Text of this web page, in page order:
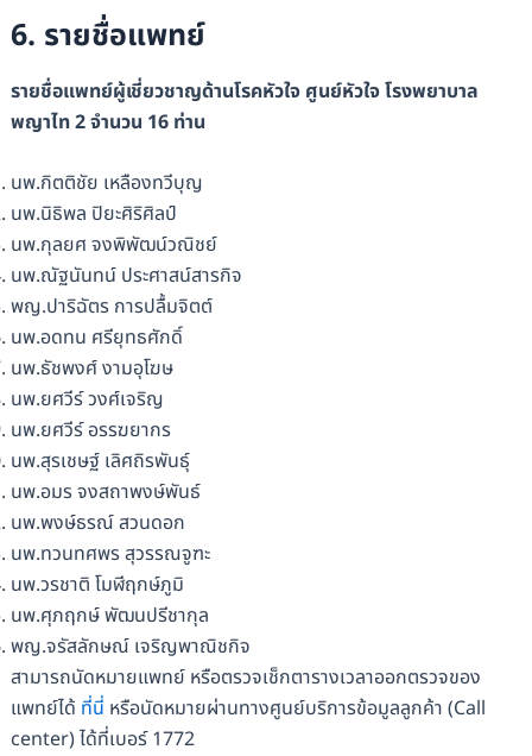
6. รายชื่อแพทย์
รายชื่อแพทย์ผู้เชี่ยวชาญด้านโรคหัวใจ ศูนย์หัวใจ โรงพยาบาล
พญาไท 2 จำนวน 16 ท่าน
นพ.กิตติชัย เหลืองทวีบุญ
นพ.นิธิพล ปิยะศิริศิลป์
นพ.กุลยศ จงพิพัฒน์วณิชย์
นพ.ณัฐนันทน์ ประศาสน์สารกิจ
พญ.ปาริฉัตร การปลื้มจิตต์
นพ.อดทน ศรียุทธศักดิ์
นพ.ธัชพงศ์ งามอุโฆษ
นพ.ยศวีร์ วงศ์เจริญ
นพ.ยศวีร์ อรรฆยากร
นพ.สุรเชษฐ์ เลิศถิรพันธุ์
นพ.อมร จงสถาพงษ์พันธ์
นพ.พงษ์ธรณ์ สวนดอก
นพ.ทวนทศพร สุวรรณจูฑะ
นพ.วรชาติ โมฬีฤกษ์ภูมิ
นพ.ศุภฤกษ์ พัฒนปรีชากุล
พญ.จรัสลักษณ์ เจริญพาณิชกิจ
สามารถนัดหมายแพทย์ หรือตรวจเช็กตารางเวลาออกตรวจของ
แพทย์ได้ ที่นี่ หรือนัดหมายผ่านทางศูนย์บริการข้อมูลลูกค้า (Call
center) ได้ที่เบอร์ 1772